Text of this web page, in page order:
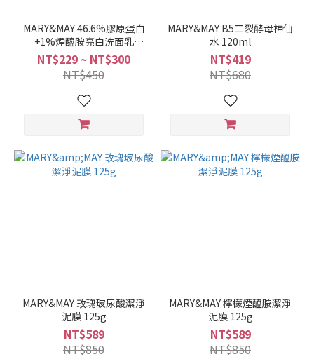
MARY&MAY 46.6%膠原蛋白
+1%煙醯胺亮白洗面乳
150ml
NT$229 ~ NT$300
NT$450
MARY&MAY B5二裂酵母神仙
水 120ml
NT$419
NT$680
MARY&MAY 玫瑰玻尿酸潔淨
泥膜 125g
NT$589
NT$850
MARY&MAY 檸檬煙醯胺潔淨
泥膜 125g
NT$589
NT$850